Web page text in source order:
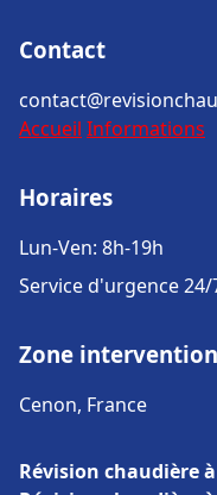
Contact
Accueil Informations
Horaires
Lun-Ven: 8h-19h
Service d'urgence 24/
Zone intervention
Cenon, France
Révision chaudière